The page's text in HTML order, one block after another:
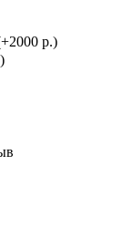
р.)